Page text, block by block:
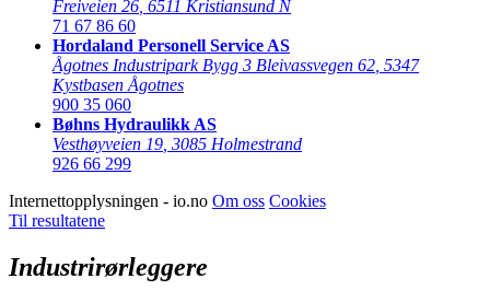
Freiveien 26 6511 Kristiansund N
71 67 86 60
Hordaland Personell Service AS
Ågotnes Industripark Bygg 3 Bleivassvegen 62 5347
Kystbasen Ågotnes
900 35 060
Bøhns Hydraulikk AS
Vesthøyveien 19 3085 Holmestrand
926 66 299
Internettopplysningen - io.no Om oss Cookies
Til resultatene
Industrirørleggere